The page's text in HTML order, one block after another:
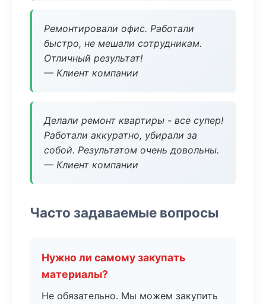
Ремонтировали офис. Работали
быстро, не мешали сотрудникам.
Отличный результат!
— Клиент компании
Делали ремонт квартиры - все супер!
Работали аккуратно, убирали за
собой. Результатом очень довольны.
— Клиент компании
Часто задаваемые вопросы
Нужно ли самому закупать
материалы?
Не обязательно. Мы можем закупить